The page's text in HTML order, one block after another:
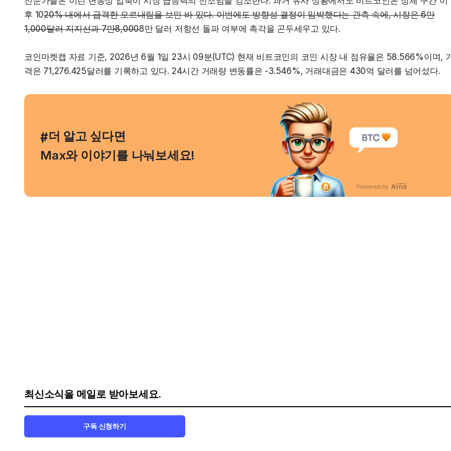
후 1020% 내에서 급격한 오르내림을 보인 바 있다. 이번에도 방향성 결정이 임박했다는 관측 속에, 시장은 6만
1,000달러 지지선과 7만8,0008만 달러 저항선 돌파 여부에 촉각을 곤두세우고 있다.
코인마켓캡 자료 기준, 2026년 6월 1일 23시 09분(UTC) 현재 비트코인의 코인 시장 내 점유율은 58.566%이며,
격은 71,276.425달러를 기록하고 있다. 24시간 거래량 변동률은 -3.546%, 거래대금은 430억 달러를 넘어섰다.
#
, 더 알고 싶다면
Max와 이야기를 나눠보세요!
최신소식을 메일로 받아보세요.
구독 신청하기